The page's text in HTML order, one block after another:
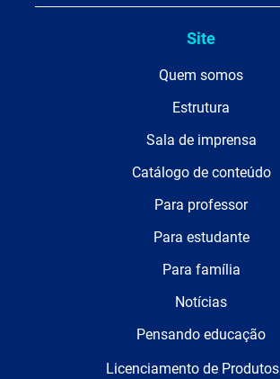
Site
Quem somos
Estrutura
Sala de imprensa
Catálogo de conteúdo
Para professor
Para estudante
Para família
Notícias
Pensando educação
Licenciamento de Produtos